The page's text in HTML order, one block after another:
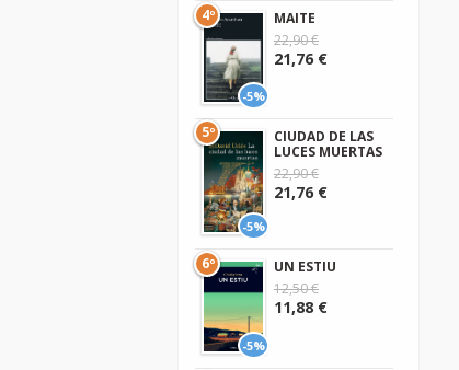
-5%
4º
MAITE
22,90 €
21,76 €
-5%
5º
CIUDAD DE LAS
LUCES MUERTAS
22,90 €
21,76 €
-5%
6º
UN ESTIU
12,50 €
11,88 €